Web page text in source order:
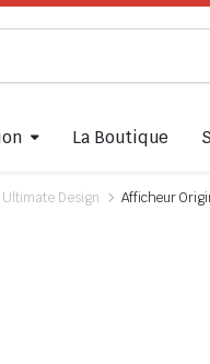
La Boutique
Design Afficheur